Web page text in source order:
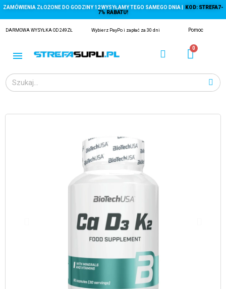
ZAMÓWIENIA ZŁOŻONE DO GODZINY 12 WYSYŁAMY TEGO SAMEGO DNIA |
KOD: STREFA7-
7% RABATU!
DARMOWA WYSYŁKA OD 249ZŁ Wybierz PayPo i zapłać za 30 dni Pomoc